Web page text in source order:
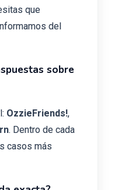
que
del
sobre
OzzieFriends!,
. Dentro de cada
casos más